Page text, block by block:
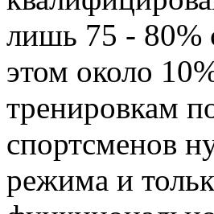
лишь 75 - 80%
этом около
тренировкам
спортсменов
режима и